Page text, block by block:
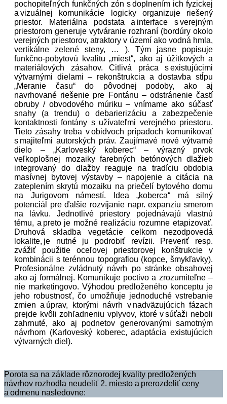
pochopiteľných funkčných zón s doplnením ich fyzickej
a vizuálnej komunikácie logicky organizuje riešený
priestor. Materiálna podstata a interface s verejným
priestorom generuje vytváranie rozhraní (bordúry okolo
verejných priestorov, atraktory v území ako vodná hmla,
vertikálne zelené steny, … ). Tým jasne popisuje
funkčno-pobytovú kvalitu „miest“, ako aj úžitkových a
materiálových zásahov. Citlivá práca s existujúcimi
výtvarnými dielami – rekonštrukcia a dostavba stĺpu
„Meranie času“ do pôvodnej podoby, ako aj
navrhované riešenie pre Fontánu – odstránenie častí
obruby / obvodového múriku – vnímame ako súčasť
snahy (a trendu) o debarierizáciu a zabezpečenie
kontaktnosti fontány s užívateľmi verejného priestoru.
Tieto zásahy treba v obidvoch prípadoch komunikovať
s majiteľmi autorských práv. Zaujímavé nové výtvarné
dielo – „Karloveský koberec“ – výrazný prvok
veľkoplošnej mozaiky farebných betónových dlažieb
integrovaný do dlažby reaguje na tradíciu obdobia
masívnej bytovej výstavby – napojenie a citácia na
zateplením skrytú mozaiku na priečelí bytového domu
na Jurigovom námestí. Idea „koberca“ má silný
potenciál pre ďalšie rozvíjanie napr. expanziu smerom
na lávku. Jednotlivé priestory pojednávajú vlastnú
tému, a preto je možné realizáciu rozumne etapizovať.
Druhová skladba vegetácie celkom nezodpovedá
lokalite, je nutné ju podrobiť revízii. Preveriť resp.
zvážiť použitie oceľovej priestorovej konštrukcie v
kombinácii s terénnou topografiou (kopce, šmykľavky).
Profesionálne zvládnutý návrh po stránke obsahovej
ako aj formálnej. Komunikuje poctivo a zrozumiteľne –
nie marketingovo. Výhodou predloženého konceptu je
jeho robustnosť, čo umožňuje jednoduché vstrebanie
zmien a úprav, ktorými návrh v nadväzujúcich fázach
prejde kvôli zohľadneniu vplyvov, ktoré v súťaži neboli
zahrnuté, ako aj podnetov generovanými samotným
návrhom (Karloveský koberec, adaptácia existujúcich
výtvarných diel).
Porota sa na základe rôznorodej kvality predložených
návrhov rozhodla neudeliť 2. miesto a prerozdeliť ceny
a odmenu nasledovne: